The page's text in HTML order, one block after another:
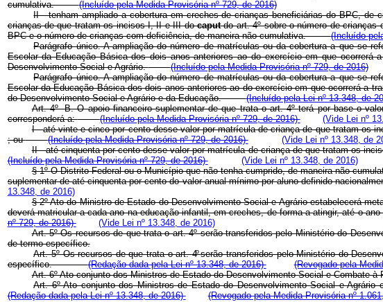
cumulativa.(Incluído pela Medida Provisória nº 729, de 2016)
II - tenham ampliado a cobertura em creches de crianças beneficiárias do BPC,
crianças de que tratam os incisos I, II e III docaputdo art. 4º sobre o número de
BPC e o número de crianças com deficiência, de maneira não cumulativa.(Incluído
Parágrafo único. A ampliação do número de matrículas ou da cobertura a que se
Escolar da Educação Básica dos dois anos anteriores ao do exercício em que ocorrerá
Desenvolvimento Social e Agrário.
(Incluído pela Medida Provisória nº 729, de 2016)
Parágrafo único. A ampliação do número de matrículas ou da cobertura a que se
Escolar da Educação Básica dos dois anos anteriores ao do exercício em que ocorrerá a
do Desenvolvimento Social e Agrário e da Educação.(Incluído pela Lei nº 13.348, de
Art. 4º-B. O apoio financeiro suplementar de que trata o art. 4ºterá por base o
corresponderá a:
(Incluído pela Medida Provisória nº 729, de 2016)
(Vide Lei nº
I - até vinte e cinco por cento desse valor por matrícula de criança de que tratam os
; ou
(Incluído pela Medida Provisória nº 729, de 2016)
(Vide Lei nº 13.348, de
II - até cinquenta por cento desse valor por matrícula de criança de que tratam os
(Incluído pela Medida Provisória nº 729, de 2016)
(Vide Lei nº 13.348, de 2016)
§ 1ºO Distrito Federal ou o Município que não tenha cumprido, de maneira não
suplementar de até cinquenta por cento do valor anual mínimo por aluno definido
13.348, de 2016)
§ 2ºAto do Ministro de Estado do Desenvolvimento Social e Agrário estabelecerá
deverá matricular a cada ano na educação infantil, em creches, de forma a atingir, até o
nº 729, de 2016)
(Vide Lei nº 13.348, de 2016)
Art. 5º Os recursos de que trata o art. 4º serão transferidos pelo Ministério do
de termo específico.
Art. 5º Os recursos de que trata o art.4ºserão transferidos pelo Ministério do
específico.(Redação dada pela Lei nº 13.348, de 2016) (Revogado pela
Art. 6º Ato conjunto dos Ministros de Estado do Desenvolvimento Social e Combate
Art. 6º Ato conjunto dos Ministros de Estado do Desenvolvimento Social e
(Redação dada pela Lei nº 13.348, de 2016)
(Revogado pela Medida Provisória nº